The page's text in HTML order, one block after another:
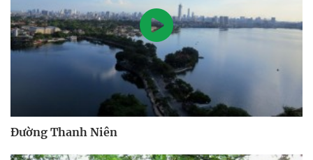
Đường Thanh Niên